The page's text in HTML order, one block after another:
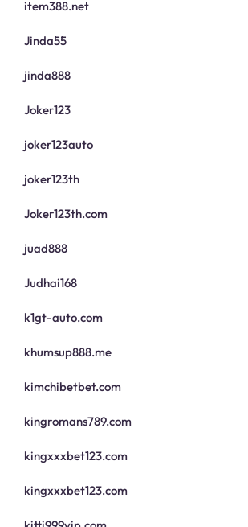
item388.net
Jinda55
jinda888
Joker123
joker123auto
joker123th
Joker123th.com
juad888
Judhai168
k1gt-auto.com
khumsup888.me
kimchibetbet.com
kingromans789.com
kingxxxbet123.com
kingxxxbet123.com